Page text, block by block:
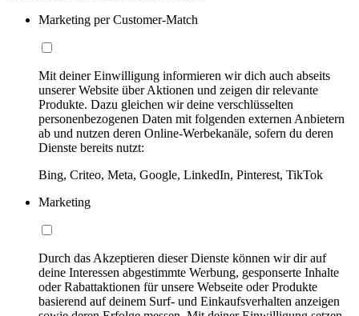
Marketing per Customer-Match
Mit deiner Einwilligung informieren wir dich auch abseits
unserer Website über Aktionen und zeigen dir relevante
Produkte. Dazu gleichen wir deine verschlüsselten
personenbezogenen Daten mit folgenden externen Anbietern
ab und nutzen deren Online-Werbekanäle, sofern du deren
Dienste bereits nutzt:
Bing, Criteo, Meta, Google, LinkedIn, Pinterest, TikTok
Marketing
Durch das Akzeptieren dieser Dienste können wir dir auf
deine Interessen abgestimmte Werbung, gesponserte Inhalte
oder Rabattaktionen für unsere Webseite oder Produkte
basierend auf deinem Surf- und Einkaufsverhalten anzeigen